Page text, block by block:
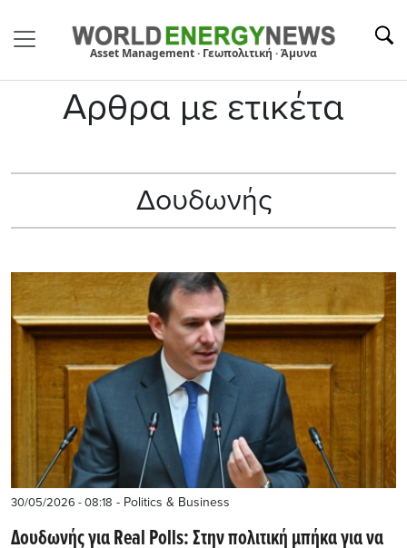
Asset Management · Γεωπολιτική · Άμυνα
Αρθρα με ετικέτα
Δουδωνής
30/05/2026 - 08:18 - Politics & Business
Δουδωνής για Real Polls: Στην πολιτική μπήκα για να